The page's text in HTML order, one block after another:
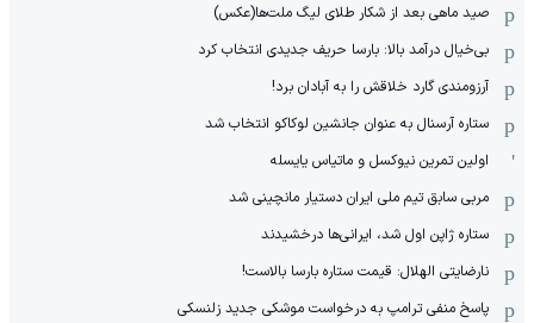
صید ماهی بعد از شکار طلای لیگ ملت‌ها(عکس)
بی‌خیال درآمد بالا: بارسا حریف جدیدی انتخاب کرد
آرزومندی گارد خلاقش را به آبادان برد!
ستاره آرسنال به عنوان جانشین لوکاکو انتخاب شد
اولین تمرین نیوکسل و ماتیاس یایسله
مربی سابق تیم ملی ایران دستیار مانچینی شد
ستاره ژاپن اول شد، ایرانی‌ها درخشیدند
نارضایتی الهلال: قیمت ستاره بارسا بالاست!
پاسخ منفی ترامپ به درخواست موشکی جدید زلنسکی